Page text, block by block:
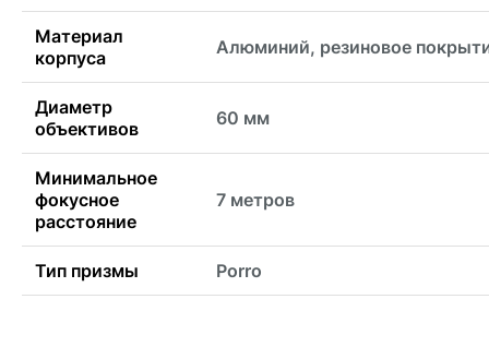
Материал
корпуса
Алюминий, резиновое
Диаметр
объективов
60 мм
Минимальное
фокусное
расстояние
7 метров
Тип призмы Porro